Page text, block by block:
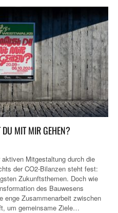
MIT MIR GEHEN?
Mitgestaltung durch die
der CO2-Bilanzen steht fest:
Zukunftsthemen. Doch wie
des Bauwesens
enge Zusammenarbeit zwischen
um gemeinsame Ziele…